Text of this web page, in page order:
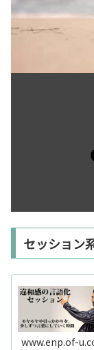
セッション
www.enp.of-